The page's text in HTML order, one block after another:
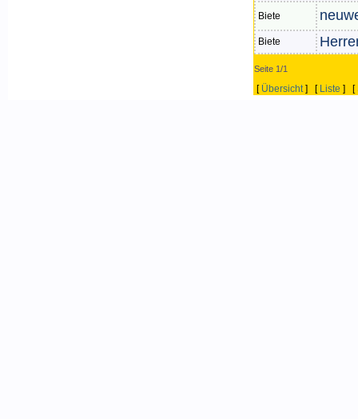
Biete
Biete
Seite 1/1
[ Übersicht] [ Liste ] [